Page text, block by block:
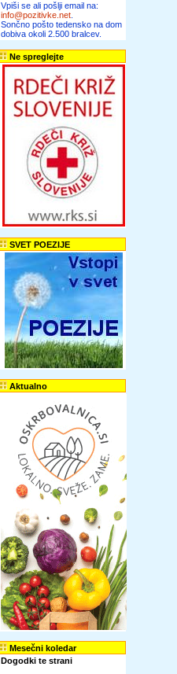
Vpiši se ali pošlji email na:
info@pozitivke.net
Sončno pošto tedensko na dom
dobiva okoli 2.500 bralcev.
Ne spreglejte
SVET POEZIJE
Aktualno
Mesečni koledar
Dogodki te strani